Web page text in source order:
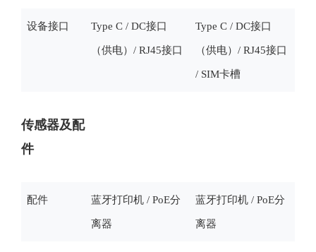
设备接口 Type C / DC接口
（供电）/ RJ45接口
Type C / DC接口
（供电）/ RJ45接口
/ SIM卡槽
传感器及配
件
配件 蓝牙打印机 / PoE分
离器
蓝牙打印机 / PoE分
离器